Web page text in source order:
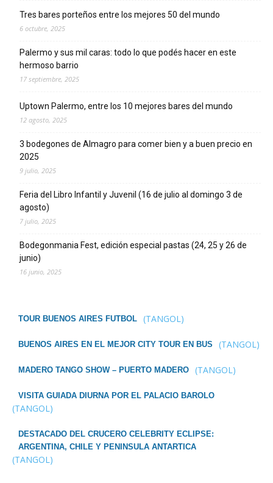
Tres bares porteños entre los mejores 50 del mundo
6 octubre, 2025
Palermo y sus mil caras: todo lo que podés hacer en este
hermoso barrio
17 septiembre, 2025
Uptown Palermo, entre los 10 mejores bares del mundo
12 agosto, 2025
3 bodegones de Almagro para comer bien y a buen precio en
2025
9 julio, 2025
Feria del Libro Infantil y Juvenil (16 de julio al domingo 3 de
agosto)
7 julio, 2025
Bodegonmania Fest, edición especial pastas (24, 25 y 26 de
junio)
16 junio, 2025
TOUR BUENOS AIRES FUTBOL (TANGOL)
BUENOS AIRES EN EL MEJOR CITY TOUR EN BUS (TANGOL)
MADERO TANGO SHOW – PUERTO MADERO (TANGOL)
VISITA GUIADA DIURNA POR EL PALACIO BAROLO
(TANGOL)
DESTACADO DEL CRUCERO CELEBRITY ECLIPSE:
ARGENTINA, CHILE Y PENINSULA ANTARTICA
(TANGOL)